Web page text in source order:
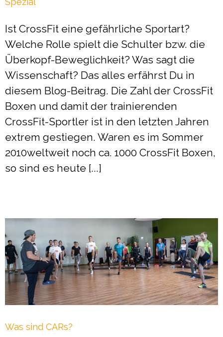
Ist CrossFit eine gefährliche Sportart?
Welche Rolle spielt die Schulter bzw. die
Überkopf-Beweglichkeit? Was sagt die
Wissenschaft? Das alles erfährst Du in
diesem Blog-Beitrag. Die Zahl der CrossFit
Boxen und damit der trainierenden
CrossFit-Sportler ist in den letzten Jahren
extrem gestiegen. Waren es im Sommer
2010weltweit noch ca. 1000 CrossFit Boxen,
so sind es heute [...]
Was sind CARs?